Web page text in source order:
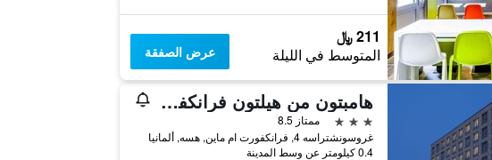
211 ﷼
المتوسط في الليلة عرض الصفقة
هامبتون من هيلتون فرانكفورت سيتي سنتر إيست
3 نجوم
ممتاز 8.5
غروسونشتراسه 4, فرانكفورت ام ماين, هسه, ألمانيا
0.4 كيلومتر عن وسط المدينة